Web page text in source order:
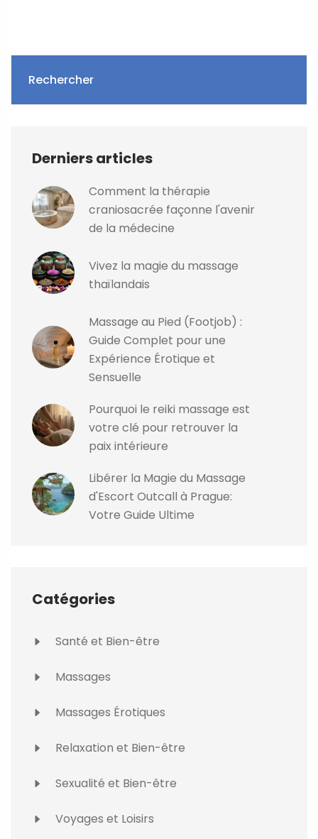
Rechercher
Derniers articles
Comment la thérapie
craniosacrée façonne l'avenir
de la médecine
Vivez la magie du massage
thaïlandais
Massage au Pied (Footjob) :
Guide Complet pour une
Expérience Érotique et
Sensuelle
Pourquoi le reiki massage est
votre clé pour retrouver la
paix intérieure
Libérer la Magie du Massage
d'Escort Outcall à Prague:
Votre Guide Ultime
Catégories
Santé et Bien-être
Massages
Massages Érotiques
Relaxation et Bien-être
Sexualité et Bien-être
Voyages et Loisirs